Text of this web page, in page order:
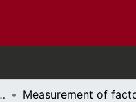
- Working Papers